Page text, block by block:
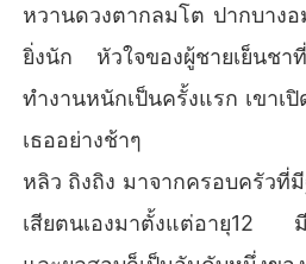
หวานดวงตากลมโต ปากบาง
ยิ่งนัก หัวใจของผู้ชายเย็นชาที่
ทำงานหนักเป็นครั้งแรก เขาเ
เธออย่างช้าๆ
หลิว ถิงถิง มาจากครอบครัวที่
เสียตนเองมาตั้งแต่อายุ12 มี